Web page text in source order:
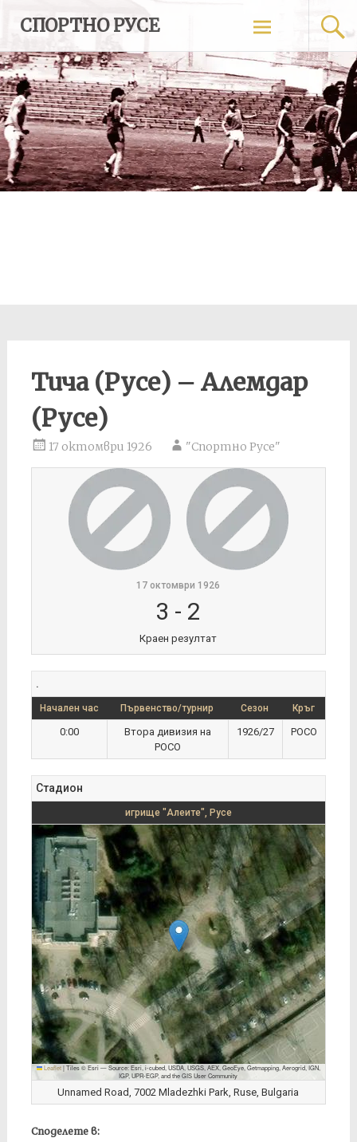
content
СПОРТНО РУСЕ
Тича (Русе) – Алемдар
(Русе)
17 октомври 1926 "Спортно Русе"
17 октомври 1926
3 - 2
Краен резултат
.
Начален час Първенство/турнир Сезон Кръг
0:00
Втора дивизия на
РОСО
1926/27 РОСО
Стадион
игрище "Алеите", Русе
Leaflet |Tiles © Esri — Source: Esri, i-cubed, USDA, USGS, AEX, GeoEye, Getmapping, Aerogrid, IGN,
IGP, UPR-EGP, and the GIS User Community
Unnamed Road, 7002 Mladezhki Park, Ruse, Bulgaria
Споделете в: